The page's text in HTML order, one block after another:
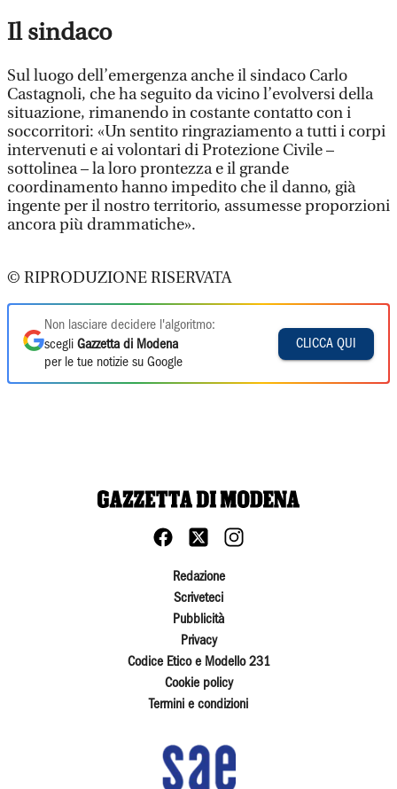
Il sindaco
Sul luogo dell’emergenza anche il sindaco Carlo
Castagnoli, che ha seguito da vicino l’evolversi della
situazione, rimanendo in costante contatto con i
soccorritori: «Un sentito ringraziamento a tutti i corpi
intervenuti e ai volontari di Protezione Civile –
sottolinea – la loro prontezza e il grande
coordinamento hanno impedito che il danno, già
ingente per il nostro territorio, assumesse proporzioni
ancora più drammatiche».
© RIPRODUZIONE RISERVATA
Non lasciare decidere l'algoritmo:
scegli Gazzetta di Modena
per le tue notizie su Google
CLICCA QUI
Redazione
Scriveteci
Pubblicità
Privacy
Codice Etico e Modello 231
Cookie policy
Termini e condizioni